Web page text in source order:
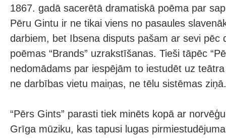
1867. gadā sacerētā dramatiskā poēma par
Pēru Gintu ir ne tikai viens no pasaules
darbiem, bet Ibsena disputs pašam ar sevi pēc
poēmas “Brands” uzrakstīšanas. Tieši tāpēc
nedomādams par iespējām to iestudēt uz
ne darbības vietu maiņas, ne tēlu sistēmas ziņā.
“Pērs Gints” parasti tiek minēts kopā ar
Grīga mūziku, kas tapusi lugas